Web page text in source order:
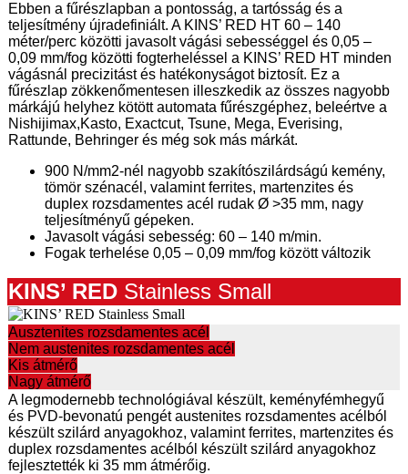
Ebben a fűrészlapban a pontosság, a tartósság és a
teljesítmény újradefiniált. A KINS’ RED HT 60 – 140
méter/perc közötti javasolt vágási sebességgel és 0,05 –
0,09 mm/fog közötti fogterheléssel a KINS’ RED HT minden
vágásnál precizitást és hatékonyságot biztosít. Ez a
fűrészlap zökkenőmentesen illeszkedik az összes nagyobb
márkájú helyhez kötött automata fűrészgéphez, beleértve a
Nishijimax,Kasto, Exactcut, Tsune, Mega, Everising,
Rattunde, Behringer és még sok más márkát.
900 N/mm2-nél nagyobb szakítószilárdságú kemény,
tömör szénacél, valamint ferrites, martenzites és
duplex rozsdamentes acél rudak Ø >35 mm, nagy
teljesítményű gépeken.
Javasolt vágási sebesség: 60 – 140 m/min.
Fogak terhelése 0,05 – 0,09 mm/fog között változik
KINS’ RED Stainless Small
Ausztenites rozsdamentes acél
Nem austenites rozsdamentes acél
Kis átmérő
Nagy átmérő
A legmodernebb technológiával készült, keményfémhegyű
és PVD-bevonatú pengét austenites rozsdamentes acélból
készült szilárd anyagokhoz, valamint ferrites, martenzites és
duplex rozsdamentes acélból készült szilárd anyagokhoz
fejlesztették ki 35 mm átmérőig.